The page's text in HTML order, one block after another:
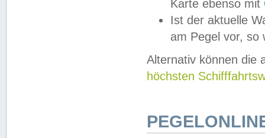
Karte ebenso mit
Ist der aktuelle
am Pegel vor,
Alternativ können die
höchsten